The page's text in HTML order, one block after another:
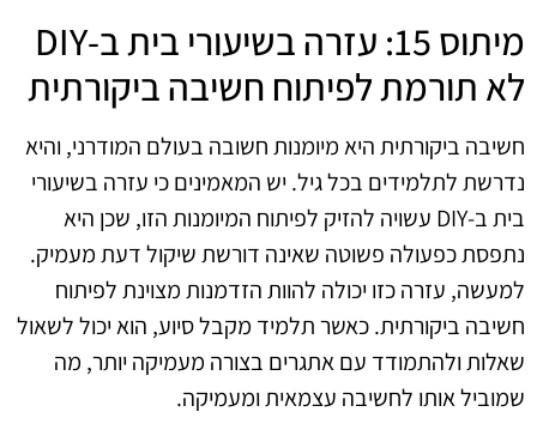
מיתוס 15: עזרה בשיעורי בית ב-DIY
לא תורמת לפיתוח חשיבה ביקורתית
חשיבה ביקורתית היא מיומנות חשובה בעולם המודרני, והיא
נדרשת לתלמידים בכל גיל. יש המאמינים כי עזרה בשיעורי
בית ב-DIY עשויה להזיק לפיתוח המיומנות הזו, שכן היא
נתפסת כפעולה פשוטה שאינה דורשת שיקול דעת מעמיק.
למעשה, עזרה כזו יכולה להוות הזדמנות מצוינת לפיתוח
חשיבה ביקורתית. כאשר תלמיד מקבל סיוע, הוא יכול לשאול
שאלות ולהתמודד עם אתגרים בצורה מעמיקה יותר, מה
שמוביל אותו לחשיבה עצמאית ומעמיקה.